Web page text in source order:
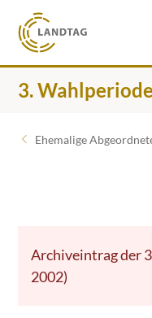
3. Wahlperiode
Ehemalige
Archiveintrag der
2002)